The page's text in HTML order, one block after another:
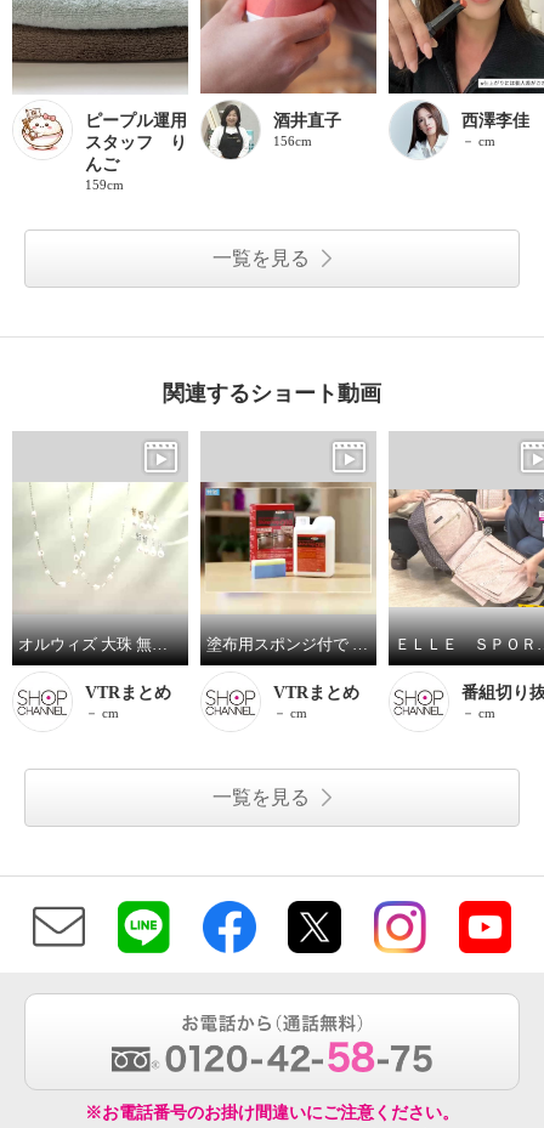
ピープル運用
スタッフ り
んご
159cm
酒井直子
156cm
西澤李佳
－ cm
一覧を見る
関連するショート動画
オルウィズ 大珠 無核淡水バロックパール ステーションネックレス／イヤリング／ピアス
VTRまとめ
－ cm
塗布用スポンジ付で サッと塗り伸ばし 乾かすだけ簡単！ 輝きが戻るフロアワックス シャイントップＱ１０ ＜１リットル＞
VTRまとめ
－ cm
ＥＬＬＥ ＳＰＯＲＴ は
番組切り
－ cm
一覧を見る
※お電話番号のお掛け間違いにご注意ください。